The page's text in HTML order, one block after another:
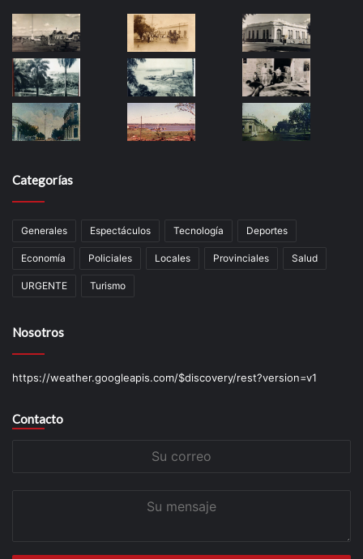
Categorías
Generales Espectáculos Tecnología Deportes
Economía Policiales Locales Provinciales Salud
URGENTE Turismo
Nosotros
https://weather.googleapis.com/$discovery/rest?version=v1
Contacto